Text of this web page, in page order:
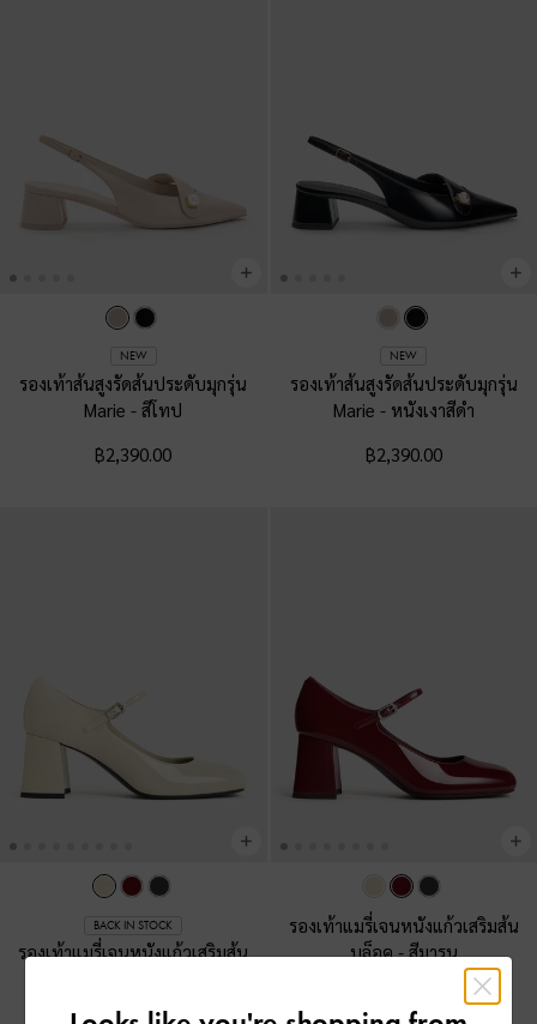
NEW
รองเท้าส้นสูงรัดส้นประดับมุกรุ่น
Marie-สีโทป
฿2,390.00
NEW
รองเท้าส้นสูงรัดส้นประดับมุกรุ่น
Marie - หนังเงาสีดำ
฿2,390.00
BACK IN STOCK
รองเท้าแมรี่เจนหนังแก้วเสริมส้น
รองเท้าแมรี่เจนหนังแก้วเสริมส้น
บล็อค-สีมารูน